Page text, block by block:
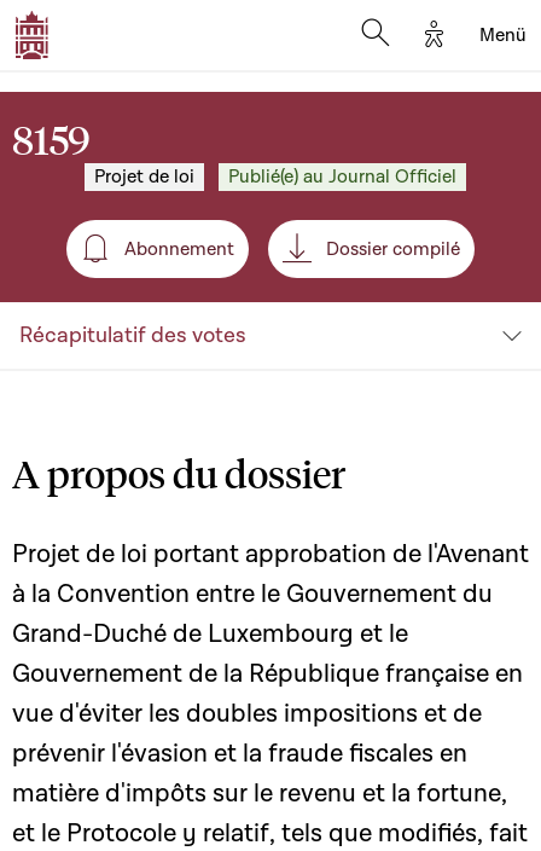
Options
Menü
8159
Projet de loi Publié(e) au Journal Officiel
Abonnement
Abonnement Dossier compilé
Récapitulatif des votes
A propos du dossier
Projet de loi portant approbation de l'Avenant
à la Convention entre le Gouvernement du
Grand-Duché de Luxembourg et le
Gouvernement de la République française en
vue d'éviter les doubles impositions et de
prévenir l'évasion et la fraude fiscales en
matière d'impôts sur le revenu et la fortune,
et le Protocole y relatif, tels que modifiés, fait